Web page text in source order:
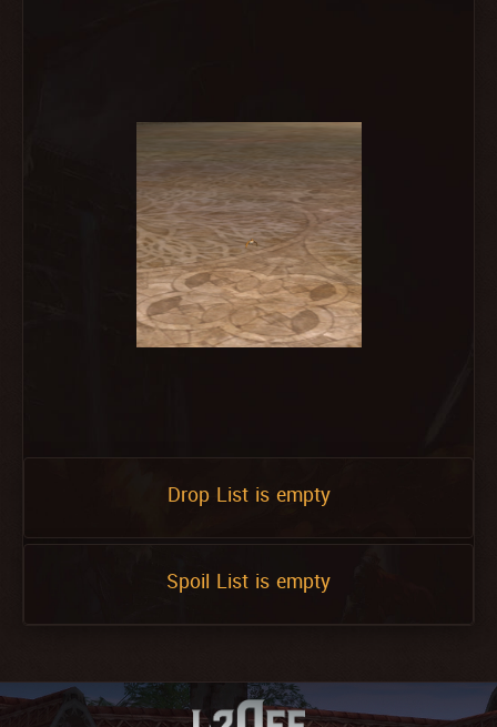
Drop List is empty
Spoil List is empty